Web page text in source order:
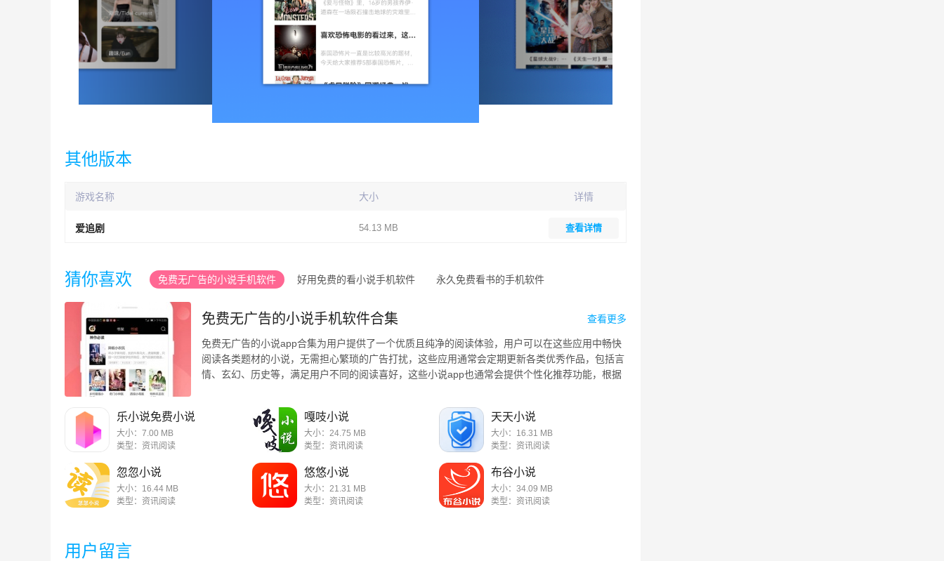
其他版本
游戏名称 大小 详情
爱追剧 54.13 MB 查看详情
猜你喜欢 免费无广告的小说手机软件 好用免费的看小说手机软件
永久免费看书的手机软件
免费无广告的小说手机软件合集 查看更多
免费无广告的小说app合集为用户提供了一个优质且纯净的阅读体验，用户可以在这些应用中畅快
阅读各类题材的小说，无需担心繁琐的广告打扰，这些应用通常会定期更新各类优秀作品，包括言
情、玄幻、历史等，满足用户不同的阅读喜好，这些小说app也通常会提供个性化推荐功能，根据
乐小说免费小说
大小：7.00 MB
类型：资讯阅读
嘎吱小说
大小：24.75 MB
类型：资讯阅读
天天小说
大小：16.31 MB
类型：资讯阅读
忽忽小说
大小：16.44 MB
类型：资讯阅读
悠悠小说
大小：21.31 MB
类型：资讯阅读
布谷小说
大小：34.09 MB
类型：资讯阅读
用户留言